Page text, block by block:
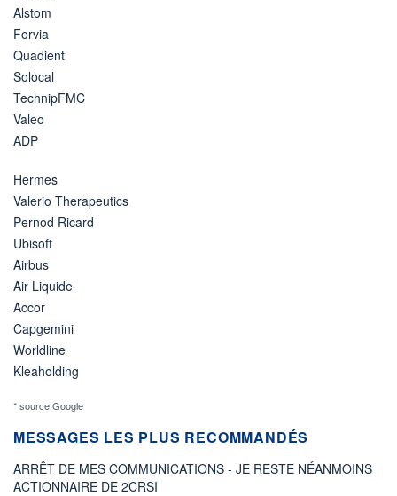
Alstom
Forvia
Quadient
Solocal
TechnipFMC
Valeo
ADP
Hermes
Valerio Therapeutics
Pernod Ricard
Ubisoft
Airbus
Air Liquide
Accor
Capgemini
Worldline
Kleaholding
* source Google
MESSAGES LES PLUS RECOMMANDÉS
ARRÊT DE MES COMMUNICATIONS - JE RESTE NÉANMOINS
ACTIONNAIRE DE 2CRSI